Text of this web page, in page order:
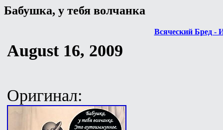
Бабушка, у тебя волчанка
Всяческий Бред -
August 16, 2009
Оригинал: